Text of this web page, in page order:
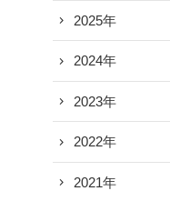
2025年
2024年
2023年
2022年
2021年